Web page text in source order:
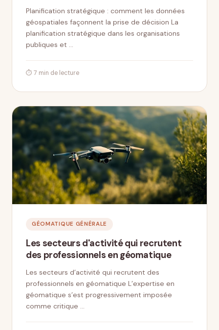
Planification stratégique : comment les données
géospatiales façonnent la prise de décision La
planification stratégique dans les organisations
publiques et …
⏱ 7 min de lecture
GÉOMATIQUE GÉNÉRALE
Les secteurs d'activité qui recrutent
des professionnels en géomatique
Les secteurs d’activité qui recrutent des
professionnels en géomatique L’expertise en
géomatique s’est progressivement imposée
comme critique …